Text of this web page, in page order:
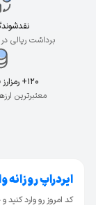
برداشت ریالی در کمتر
۱۲۰+ رمزارز قابل معامله
معتبرترین
ایردراپ
کد امروز رو وارد کنید